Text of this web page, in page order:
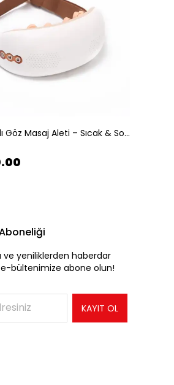
AGGIY Akıllı Göz Masaj Aleti – Sıcak & Soğuk Çift Etkili Terapi
ve yeniliklerden haberdar
bültenimize abone olun!
KAYIT OL